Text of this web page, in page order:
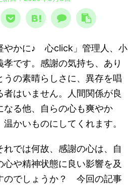
やかに♪ 心click」管理人、小
孝です。感謝の気持ち、あり
うの素晴らしさに、異存を唱
者はいません。人間関係が良
なる他、自らの心も爽やか
温かいものにしてくれます。
では何故、感謝の心は、自
心や精神状態に良い影響を及
のでしょうか？ 今回の記事